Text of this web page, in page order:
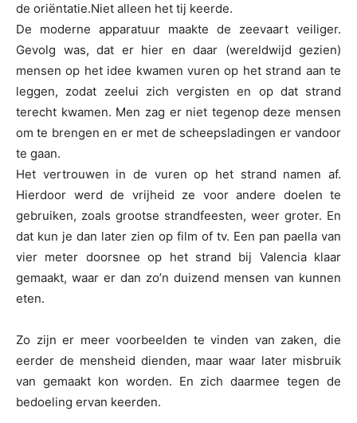
de oriëntatie.Niet alleen het tij keerde.
De moderne apparatuur maakte de zeevaart veiliger.
Gevolg was, dat er hier en daar (wereldwijd gezien)
mensen op het idee kwamen vuren op het strand aan te
leggen, zodat zeelui zich vergisten en op dat strand
terecht kwamen. Men zag er niet tegenop deze mensen
om te brengen en er met de scheepsladingen er vandoor
te gaan.
Het vertrouwen in de vuren op het strand namen af.
Hierdoor werd de vrijheid ze voor andere doelen te
gebruiken, zoals grootse strandfeesten, weer groter. En
dat kun je dan later zien op film of tv. Een pan paella van
vier meter doorsnee op het strand bij Valencia klaar
gemaakt, waar er dan zo’n duizend mensen van kunnen
eten.
Zo zijn er meer voorbeelden te vinden van zaken, die
eerder de mensheid dienden, maar waar later misbruik
van gemaakt kon worden. En zich daarmee tegen de
bedoeling ervan keerden.